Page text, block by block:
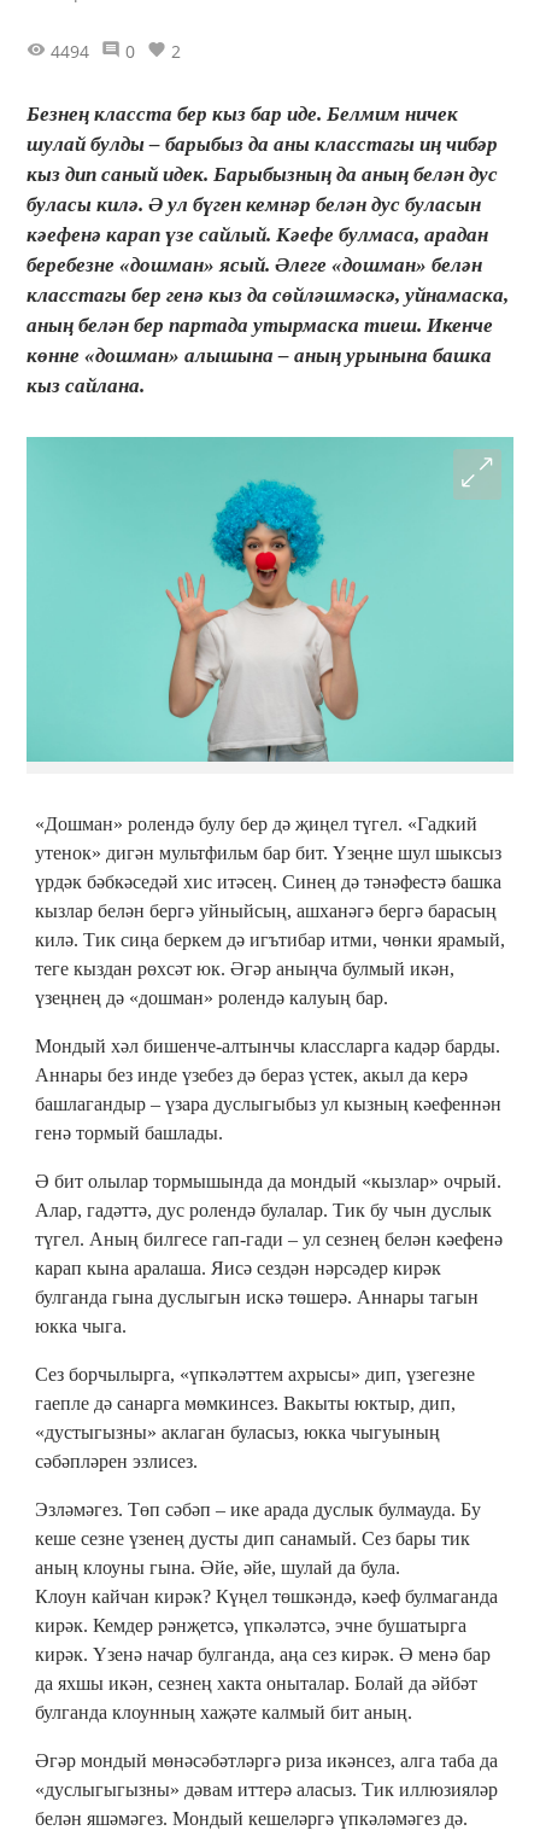
4494 0 2
Безнең класста бер кыз бар иде. Белмим ничек
шулай булды – барыбыз да аны класстагы иң чибәр
кыз дип саный идек. Барыбызның да аның белән дус
буласы килә. Ә ул бүген кемнәр белән дус буласын
кәефенә карап үзе сайлый. Кәефе булмаса, арадан
беребезне «дошман» ясый. Әлеге «дошман» белән
класстагы бер генә кыз да сөйләшмәскә, уйнамаска,
аның белән бер партада утырмаска тиеш. Икенче
көнне «дошман» алышына – аның урынына башка
кыз сайлана.
«Дошман» ролендә булу бер дә җиңел түгел. «Гадкий
утенок» дигән мультфильм бар бит. Үзеңне шул шыксыз
үрдәк бәбкәседәй хис итәсең. Синең дә тәнәфестә башка
кызлар белән бергә уйныйсың, ашханәгә бергә барасың
килә. Тик сиңа беркем дә игътибар итми, чөнки ярамый,
теге кыздан рөхсәт юк. Әгәр аныңча булмый икән,
үзеңнең дә «дошман» ролендә калуың бар.
Мондый хәл бишенче-алтынчы классларга кадәр барды.
Аннары без инде үзебез дә бераз үстек, акыл да керә
башлагандыр – үзара дуслыгыбыз ул кызның кәефеннән
генә тормый башлады.
Ә бит олылар тормышында да мондый «кызлар» очрый.
Алар, гадәттә, дус ролендә булалар. Тик бу чын дуслык
түгел. Аның билгесе гап-гади – ул сезнең белән кәефенә
карап кына аралаша. Яисә сездән нәрсәдер кирәк
булганда гына дуслыгын искә төшерә. Аннары тагын
юкка чыга.
Сез борчылырга, «үпкәләттем ахрысы» дип, үзегезне
гаепле дә санарга мөмкинсез. Вакыты юктыр, дип,
«дустыгызны» аклаган буласыз, юкка чыгуының
сәбәпләрен эзлисез.
Эзләмәгез. Төп сәбәп – ике арада дуслык булмауда. Бу
кеше сезне үзенең дусты дип санамый. Сез бары тик
аның клоуны гына. Әйе, әйе, шулай да була.
Клоун кайчан кирәк? Күңел төшкәндә, кәеф булмаганда
кирәк. Кемдер рәнҗетсә, үпкәләтсә, эчне бушатырга
кирәк. Үзенә начар булганда, аңа сез кирәк. Ә менә бар
да яхшы икән, сезнең хакта оныталар. Болай да әйбәт
булганда клоунның хаҗәте калмый бит аның.
Әгәр мондый мөнәсәбәтләргә риза икәнсез, алга таба да
«дуслыгыгызны» дәвам иттерә аласыз. Тик иллюзияләр
белән яшәмәгез. Мондый кешеләргә үпкәләмәгез дә.